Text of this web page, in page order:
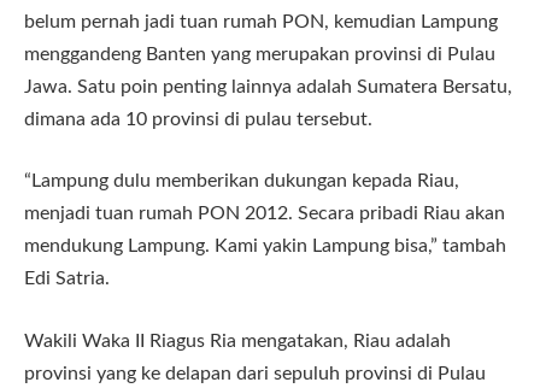
belum pernah jadi tuan rumah PON, kemudian Lampung
menggandeng Banten yang merupakan provinsi di Pulau
Jawa. Satu poin penting lainnya adalah Sumatera Bersatu,
dimana ada 10 provinsi di pulau tersebut.
“Lampung dulu memberikan dukungan kepada Riau,
menjadi tuan rumah PON 2012. Secara pribadi Riau akan
mendukung Lampung. Kami yakin Lampung bisa,” tambah
Edi Satria.
Wakili Waka II Riagus Ria mengatakan, Riau adalah
provinsi yang ke delapan dari sepuluh provinsi di Pulau